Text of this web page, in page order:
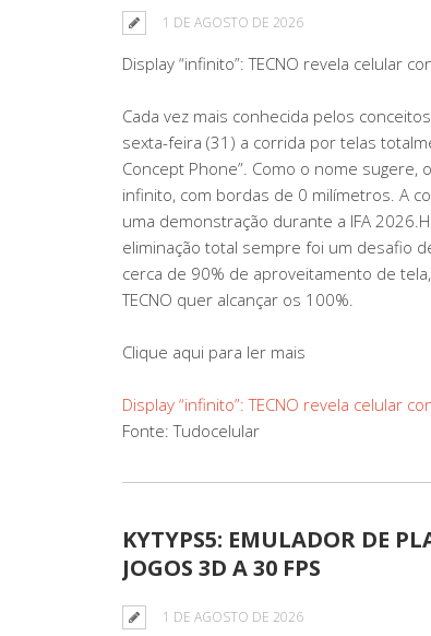
1 DE AGOSTO DE 2026
Display “infinito”: TECNO revela celular
Cada vez mais conhecida pelos
sexta-feira (31) a corrida por telas
Concept Phone”. Como o nome
infinito, com bordas de 0 milímetros. A
uma demonstração durante a IFA
eliminação total sempre foi um desafio
cerca de 90% de aproveitamento de
TECNO quer alcançar os 100%.
Clique aqui para ler mais
Display “infinito”: TECNO revela celular
Fonte: Tudocelular
KYTYPS5: EMULADOR DE
JOGOS 3D A 30 FPS
1 DE AGOSTO DE 2026